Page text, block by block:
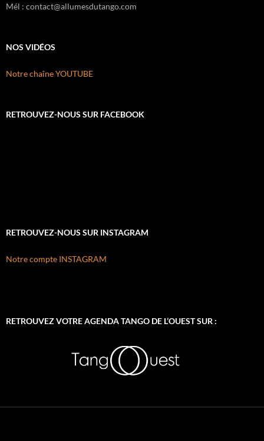
Mél : contact@allumesdutango.com
NOS VIDÉOS
Notre chaîne YOUTUBE
RETROUVEZ-NOUS SUR FACEBOOK
RETROUVEZ-NOUS SUR INSTAGRAM
Notre compte INSTAGRAM
RETROUVEZ VOTRE AGENDA TANGO DE L’OUEST SUR :